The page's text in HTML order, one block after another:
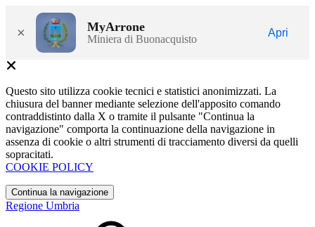
× MyArrone
Miniera di Buonacquisto
Apri
Questo sito utilizza cookie tecnici e statistici anonimizzati. La
chiusura del banner mediante selezione dell'apposito comando
contraddistinto dalla X o tramite il pulsante "Continua la
navigazione" comporta la continuazione della navigazione in
assenza di cookie o altri strumenti di tracciamento diversi da quelli
sopracitati.
COOKIE POLICY
Continua la navigazione
Regione Umbria